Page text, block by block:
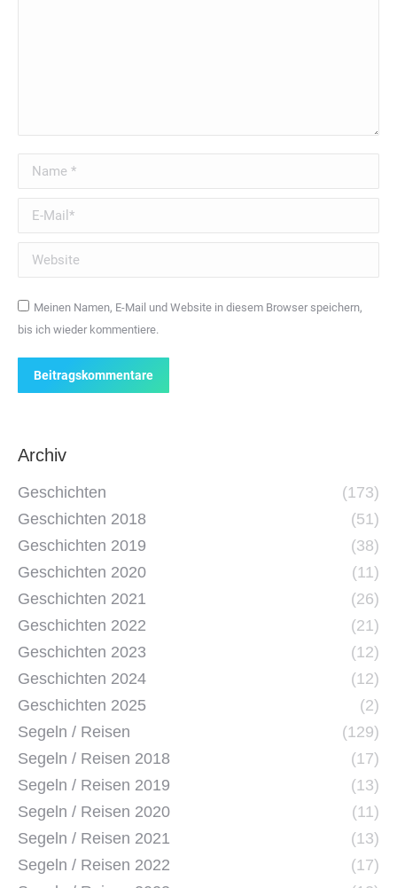
Name *
E-Mail *
Website
Meinen Namen, E-Mail und Website in diesem Browser speichern,
bis ich wieder kommentiere.
Beitragskommentare
Archiv
Geschichten
(173)
Geschichten 2018
(51)
Geschichten 2019
(38)
Geschichten 2020
(11)
Geschichten 2021
(26)
Geschichten 2022
(21)
Geschichten 2023
(12)
Geschichten 2024
(12)
Geschichten 2025
(2)
Segeln / Reisen
(129)
Segeln / Reisen 2018
(17)
Segeln / Reisen 2019
(13)
Segeln / Reisen 2020
(11)
Segeln / Reisen 2021
(13)
Segeln / Reisen 2022
(17)